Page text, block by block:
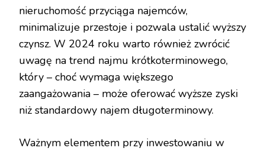
nieruchomość przyciąga najemców,
minimalizuje przestoje i pozwala ustalić wyższy
czynsz. W 2024 roku warto również zwrócić
uwagę na trend najmu krótkoterminowego,
który – choć wymaga większego
zaangażowania – może oferować wyższe zyski
niż standardowy najem długoterminowy.
Ważnym elementem przy inwestowaniu w